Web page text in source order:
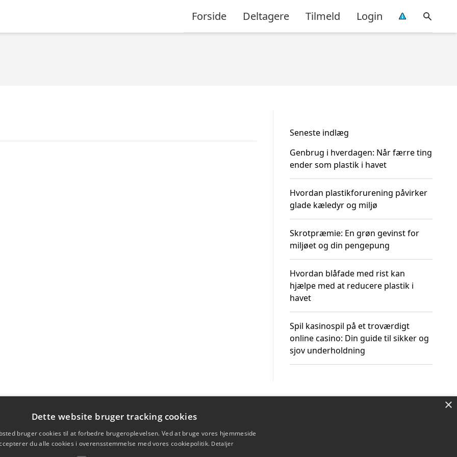
Forside Deltagere Tilmeld Login
Seneste indlæg
Genbrug i hverdagen: Når færre ting
ender som plastik i havet
Hvordan plastikforurening påvirker
glade kæledyr og miljø
Skrotpræmie: En grøn gevinst for
miljøet og din pengepung
Hvordan blåfade med rist kan
hjælpe med at reducere plastik i
havet
Spil kasinospil på et troværdigt
online casino: Din guide til sikker og
sjov underholdning
×
Dette website bruger tracking cookies
bruger cookies til at forbedre brugeroplevelsen. Ved at bruge vores hjemmeside
du alle cookies i overensstemmelse med vores cookiepolitik. Detaljer